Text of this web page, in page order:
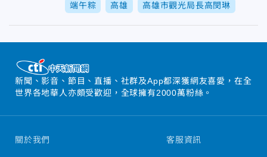
端午粽 高雄 高雄市觀光局長高閔琳
新聞、影音、節目、直播、社群及App都深獲網友喜愛，在全
世界各地華人亦頗受歡迎，全球擁有2000萬粉絲。
關於我們 客服資訊